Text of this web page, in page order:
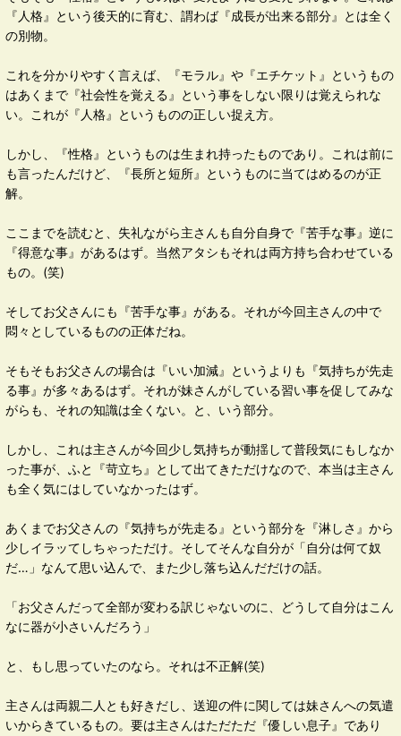
『人格』という後天的に育む、謂わば『成長が出来る部分』とは全く
の別物。
これを分かりやすく言えば、『モラル』や『エチケット』というもの
はあくまで『社会性を覚える』という事をしない限りは覚えられな
い。これが『人格』というものの正しい捉え方。
しかし、『性格』というものは生まれ持ったものであり。これは前に
も言ったんだけど、『長所と短所』というものに当てはめるのが正
解。
ここまでを読むと、失礼ながら主さんも自分自身で『苦手な事』逆に
『得意な事』があるはず。当然アタシもそれは両方持ち合わせている
もの。(笑)
そしてお父さんにも『苦手な事』がある。それが今回主さんの中で
悶々としているものの正体だね。
そもそもお父さんの場合は『いい加減』というよりも『気持ちが先走
る事』が多々あるはず。それが妹さんがしている習い事を促してみな
がらも、それの知識は全くない。と、いう部分。
しかし、これは主さんが今回少し気持ちが動揺して普段気にもしなか
った事が、ふと『苛立ち』として出てきただけなので、本当は主さん
も全く気にはしていなかったはず。
あくまでお父さんの『気持ちが先走る』という部分を『淋しさ』から
少しイラッてしちゃっただけ。そしてそんな自分が「自分は何て奴
だ…」なんて思い込んで、また少し落ち込んだだけの話。
「お父さんだって全部が変わる訳じゃないのに、どうして自分はこん
なに器が小さいんだろう」
と、もし思っていたのなら。それは不正解(笑)
主さんは両親二人とも好きだし、送迎の件に関しては妹さんへの気遣
いからきているもの。要は主さんはただただ『優しい息子』であり